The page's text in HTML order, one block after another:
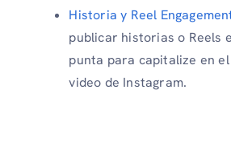
Historia y Reel
publicar historias o Reels
punta para capitalize en
video de Instagram.